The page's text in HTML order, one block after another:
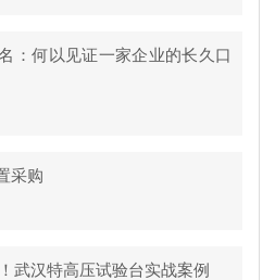
：何以见证一家企业的长久口
采购
武汉特高压试验台实战案例